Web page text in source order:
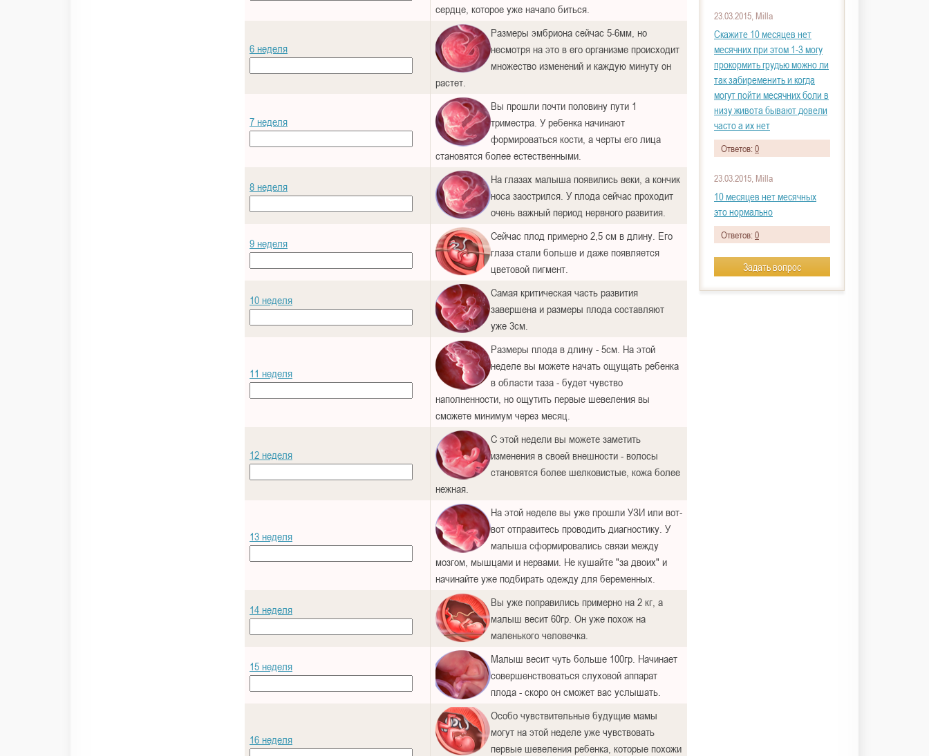
сердце, которое уже начало биться.
6 неделя
Размеры эмбриона сейчас 5-6мм, но
несмотря на это в его организме происходит
множество изменений и каждую минуту он
растет.
7 неделя
Вы прошли почти половину пути 1
триместра. У ребенка начинают
формироваться кости, а черты его лица
становятся более естественными.
8 неделя
На глазах малыша появились веки, а кончик
носа заострился. У плода сейчас проходит
очень важный период нервного развития.
9 неделя
Сейчас плод примерно 2,5 см в длину. Его
глаза стали больше и даже появляется
цветовой пигмент.
10 неделя
Самая критическая часть развития
завершена и размеры плода составляют
уже 3см.
11 неделя
Размеры плода в длину - 5см. На этой
неделе вы можете начать ощущать ребенка
в области таза - будет чувство
наполненности, но ощутить первые шевеления вы
сможете минимум через месяц.
12 неделя
С этой недели вы можете заметить
изменения в своей внешности - волосы
становятся более шелковистые, кожа более
нежная.
13 неделя
На этой неделе вы уже прошли УЗИ или вот-
вот отправитесь проводить диагностику. У
малыша сформировались связи между
мозгом, мышцами и нервами. Не кушайте "за двоих" и
начинайте уже подбирать одежду для беременных.
14 неделя
Вы уже поправились примерно на 2 кг, а
малыш весит 60гр. Он уже похож на
маленького человечка.
15 неделя
Малыш весит чуть больше 100гр. Начинает
совершенствоваться слуховой аппарат
плода - скоро он сможет вас услышать.
16 неделя
Особо чувствительные будущие мамы
могут на этой неделе уже чувствовать
первые шевеления ребенка, которые похожи
23.03.2015, Milla
Скажите 10 месяцев нет
месячних при этом 1-3 могу
прокормить грудью можно ли
так забиременить и когда
могут пойти месячних боли в
низу живота бывают довели
часто а их нет
Ответов:0
23.03.2015, Milla
10 месяцев нет месячных
это нормально
Ответов:0
Задать вопрос